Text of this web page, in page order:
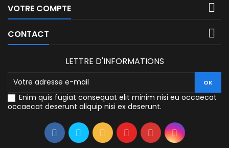
VOTRE COMPTE 
CONTACT 
LETTRE D'INFORMATIONS
Enim quis fugiat consequat elit minim nisi eu occaecat
occaecat deserunt aliquip nisi ex deserunt.